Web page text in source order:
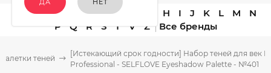
A C D E H I J K L M
N
P
Q R S T V Z
Палетки теней
[Истекающий срок годности] Набор теней для век
Professional - SELFLOVE Eyeshadow Palette - №401